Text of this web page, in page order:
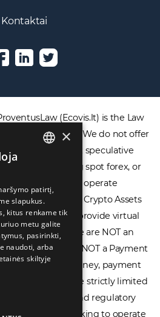
Kontaktai
(Ecovis.lt) is the Law
services provider. We do not offer
complex speculative
CFDs, rolling spot forex, or
betting. We do not operate
we are NOT a Crypto Assets
and we do not provide virtual
wallets. We are NOT an
(EMI), we are NOT a Payment
do not issue e-money, payment
Our services are strictly limited
assistance, and regulatory
businesses seeking to operate
РУССКИЙ
中文（简体
×
patirtį,
slapukus.
kitus renkame tik
metu galite
pasirinkti,
naudoti, arba
skiltyje